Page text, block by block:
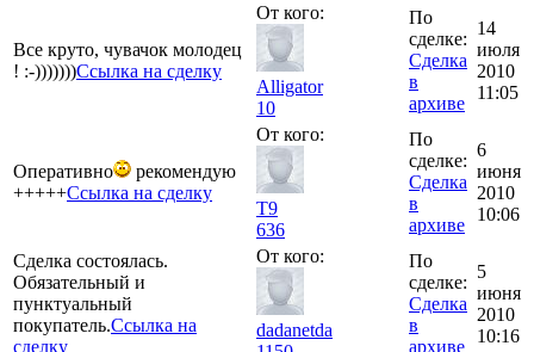
Все круто, чувачок молодец
! :-)))))))Ссылка на сделку
От кого:
Alligator
10
По
сделке:
Сделка
в
архиве
14
июля
2010
11:05
Оперативно
рекомендую
+++++Ссылка на сделку
От кого:
T9
636
По
сделке:
Сделка
в
архиве
6
июня
2010
10:06
Сделка состоялась.
Обязательный и
пунктуальный
покупатель.Ссылка на
сделку
От кого:
dadanetda
По
сделке:
Сделка
в
архиве
5
июня
2010
10:16